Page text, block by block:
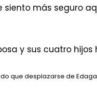
siento más seguro
que desplazarse de